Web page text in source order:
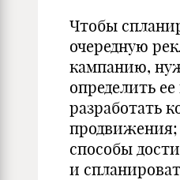
Чтобы
очередную
кампанию,
определить
разработать
продвижения;
способы
и